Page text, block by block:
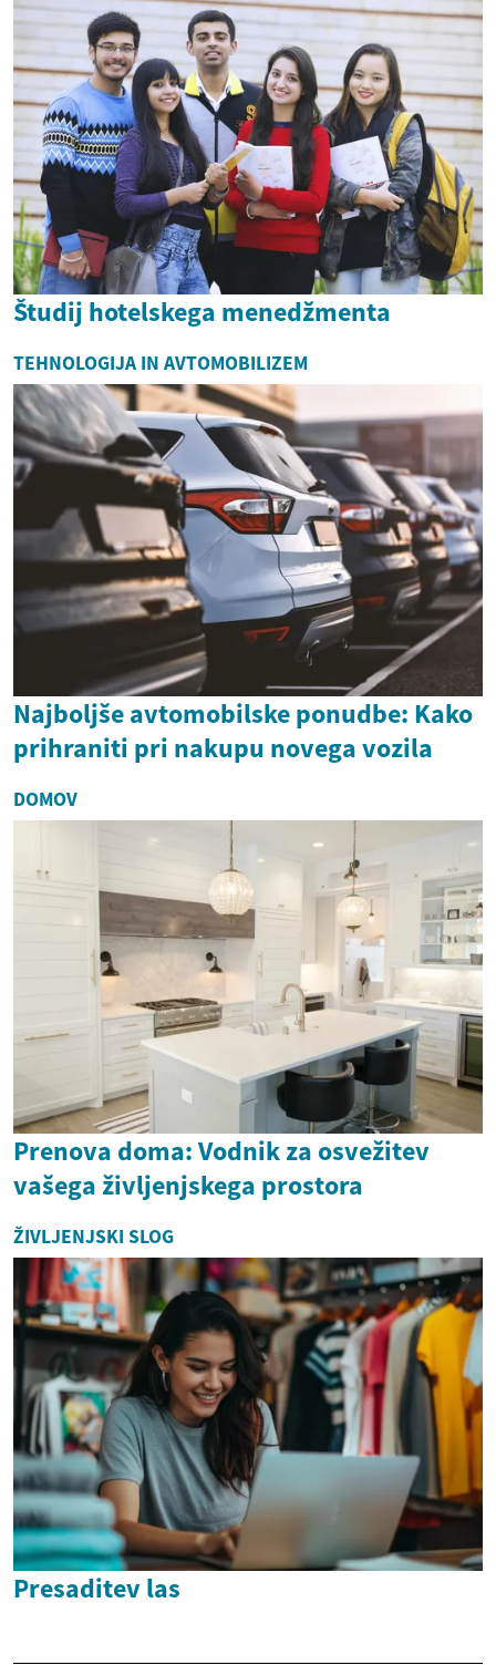
Študij hotelskega menedžmenta
TEHNOLOGIJA IN AVTOMOBILIZEM
Najboljše avtomobilske ponudbe: Kako
prihraniti pri nakupu novega vozila
DOMOV
Prenova doma: Vodnik za osvežitev
vašega življenjskega prostora
ŽIVLJENJSKI SLOG
Presaditev las